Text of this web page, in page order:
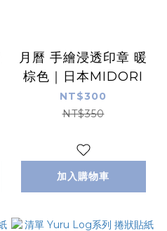
月曆 手繪浸透印章 暖
棕色｜日本MIDORI
NT$300
NT$350
加入購物車